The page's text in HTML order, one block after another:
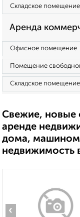
Складское помещение
Аренда
Офисное помещение
Помещение
Складское помещение
Свежие, новые
аренде
дома,
недвижимость
‹